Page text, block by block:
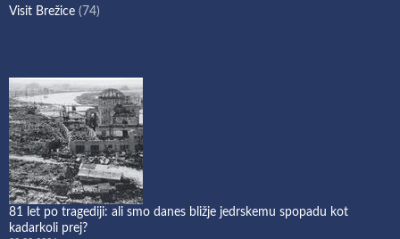
Visit Brežice (74)
81 let po tragediji: ali smo danes bližje jedrskemu spopadu kot
kadarkoli prej?